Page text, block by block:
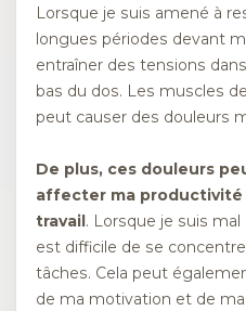
Lorsque je suis amené à
longues périodes devant
entraîner des tensions
bas du dos. Les muscles
peut causer des douleurs
De plus, ces douleurs
affecter ma
travail. Lorsque je suis mal
est difficile de se
tâches. Cela peut
de ma motivation et de